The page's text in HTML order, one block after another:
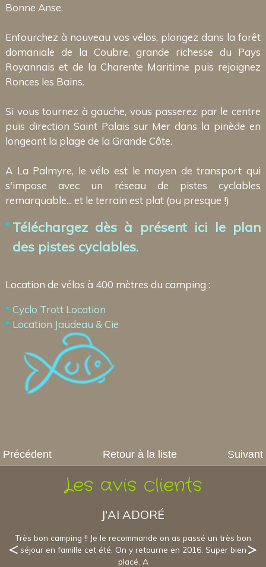
Bonne Anse.
Enfourchez à nouveau vos vélos, plongez dans la forêt
domaniale de la Coubre, grande richesse du Pays
Royannais et de la Charente Maritime puis rejoignez
Ronces les Bains.
Si vous tournez à gauche, vous passerez par le centre
puis direction Saint Palais sur Mer dans la pinède en
longeant la plage de la Grande Côte.
A La Palmyre, le vélo est le moyen de transport qui
s'impose avec un réseau de pistes cyclables
remarquable... et le terrain est plat (ou presque !)
Téléchargez dès à présent ici le plan
des pistes cyclables.
Location de vélos à 400 mètres du camping :
Cyclo Trott Location
Location Jaudeau & Cie
Précédent Retour à la liste Suivant
Les avis clients
J'AI ADORÉ
Très bon camping !! Je le recommande on as passé un très bon
séjour en famille cet été. On y retourne en 2016. Super bien
placé. A